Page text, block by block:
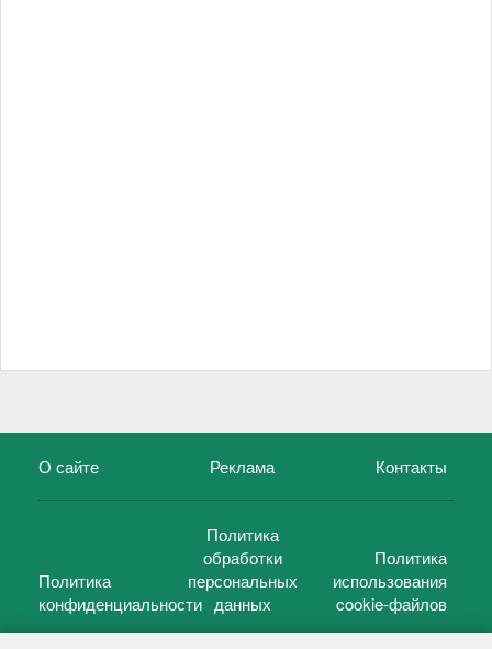
О сайте Реклама Контакты
Политика
конфиденциальности
Политика
обработки
персональных
данных
Политика
использования
cookie-файлов